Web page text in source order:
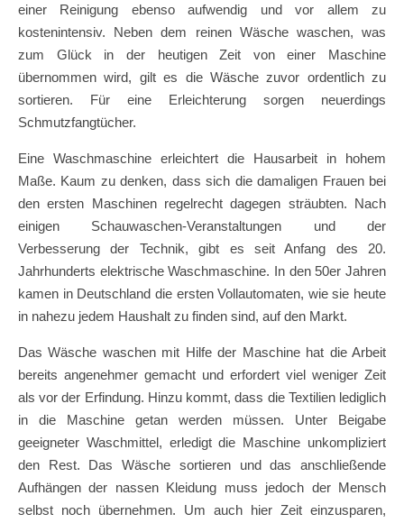
einer Reinigung ebenso aufwendig und vor allem zu
kostenintensiv. Neben dem reinen Wäsche waschen, was
zum Glück in der heutigen Zeit von einer Maschine
übernommen wird, gilt es die Wäsche zuvor ordentlich zu
sortieren. Für eine Erleichterung sorgen neuerdings
Schmutzfangtücher.
Eine Waschmaschine erleichtert die Hausarbeit in hohem
Maße. Kaum zu denken, dass sich die damaligen Frauen bei
den ersten Maschinen regelrecht dagegen sträubten. Nach
einigen Schauwaschen-Veranstaltungen und der
Verbesserung der Technik, gibt es seit Anfang des 20.
Jahrhunderts elektrische Waschmaschine. In den 50er Jahren
kamen in Deutschland die ersten Vollautomaten, wie sie heute
in nahezu jedem Haushalt zu finden sind, auf den Markt.
Das Wäsche waschen mit Hilfe der Maschine hat die Arbeit
bereits angenehmer gemacht und erfordert viel weniger Zeit
als vor der Erfindung. Hinzu kommt, dass die Textilien lediglich
in die Maschine getan werden müssen. Unter Beigabe
geeigneter Waschmittel, erledigt die Maschine unkompliziert
den Rest. Das Wäsche sortieren und das anschließende
Aufhängen der nassen Kleidung muss jedoch der Mensch
selbst noch übernehmen. Um auch hier Zeit einzusparen,